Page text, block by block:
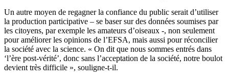
Un autre moyen de regagner la confiance du public serait d’utiliser
la production participative – se baser sur des données soumises par
les citoyens, par exemple les amateurs d’oiseaux -, non seulement
pour améliorer les opinions de l’EFSA, mais aussi pour réconcilier
la société avec la science. « On dit que nous sommes entrés dans
‘l’ère post-vérité’, donc sans l’acceptation de la société, notre boulot
devient très difficile », souligne-t-il.